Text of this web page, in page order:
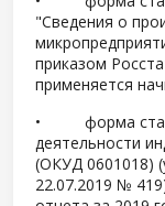
"Сведения о
приказом
применяется
• форма
деятельности
(ОКУД 0601018)
22.07.2019 №